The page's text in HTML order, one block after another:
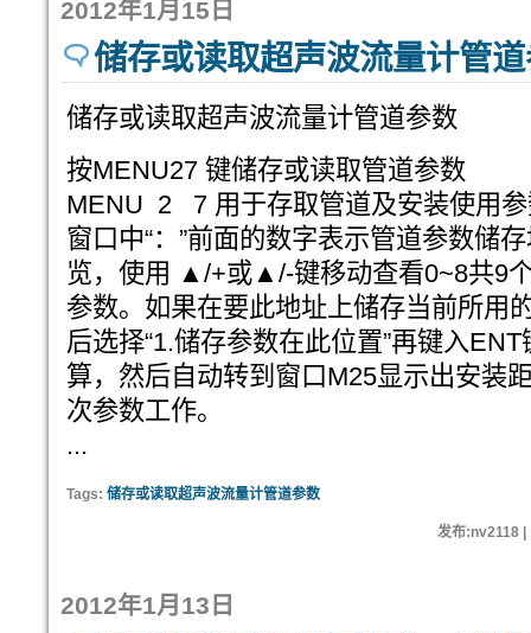
2012年1月15日
储存或读取超声波流量计管
储存或读取超声波流量计管道参数
按MENU27 键储存或读取管道参数
MENU 2 7 用于存取管道及安装使用
窗口中“：”前面的数字表示管道参数储
览，使用 ▲/+或▲/-键移动查看0~8共9
参数。如果在要此地址上储存当前所用
后选择“1.储存参数在此位置”再键入
算，然后自动转到窗口M25显示出安装
次参数工作。
...
Tags: 储存或读取超声波流量计管道参数
发布:nv2118 |
2012年1月13日